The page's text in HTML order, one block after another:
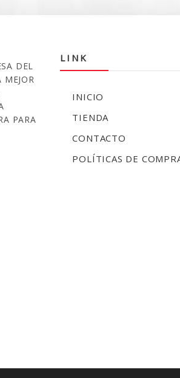
DEL
PARA
LINK
INICIO
TIENDA
CONTACTO
POLÍTICAS DE